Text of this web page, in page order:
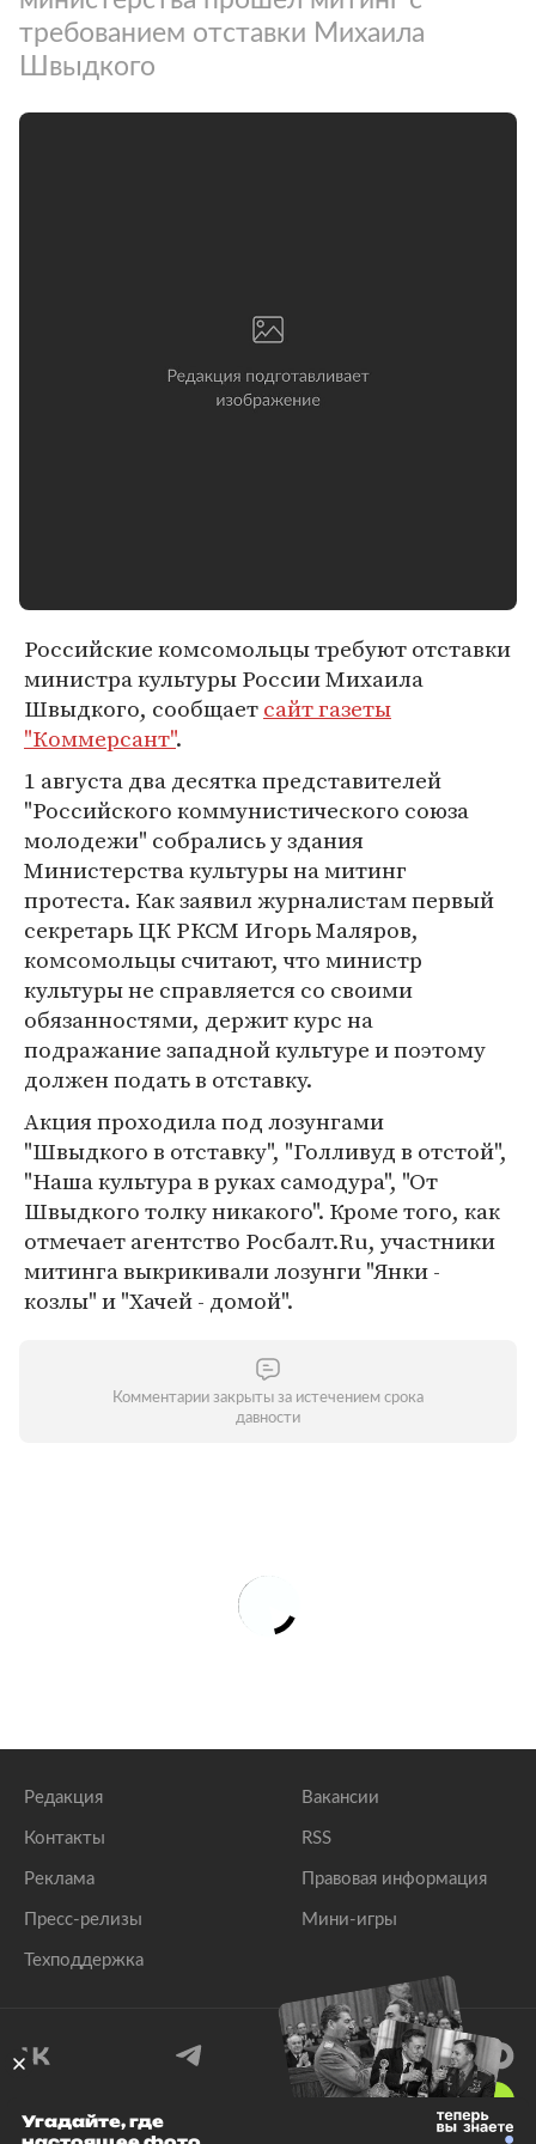
требованием отставки Михаила
Швыдкого
Российские комсомольцы требуют отставки
министра культуры России Михаила
Швыдкого, сообщаетсайт газеты
"Коммерсант".
1 августа два десятка представителей
"Российского коммунистического союза
молодежи" собрались у здания
Министерства культуры на митинг
протеста. Как заявил журналистам первый
секретарь ЦК РКСМ Игорь Маляров,
комсомольцы считают, что министр
культуры не справляется со своими
обязанностями, держит курс на
подражание западной культуре и поэтому
должен подать в отставку.
Акция проходила под лозунгами
"Швыдкого в отставку", "Голливуд в отстой",
"Наша культура в руках самодура", "От
Швыдкого толку никакого". Кроме того, как
отмечает агентство Росбалт.Ru, участники
митинга выкрикивали лозунги "Янки -
козлы" и "Хачей - домой".
Комментарии закрыты за истечением срока
давности
Редакция
Контакты
Реклама
Пресс-релизы
Техподдержка
Вакансии
RSS
Правовая информация
Мини-игры
© 1999–2026 Все права защищены.
Угадайте, где